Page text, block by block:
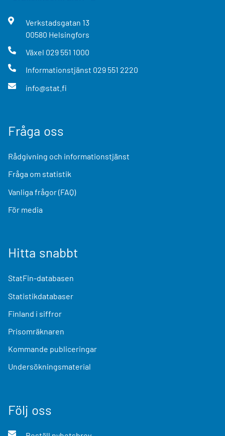
Verkstadsgatan 13
00580 Helsingfors
Växel 029 551 1000
Informationstjänst 029 551 2220
info@stat.fi
Fråga oss
Rådgivning och informationstjänst
Fråga om statistik
Vanliga frågor (FAQ)
För media
Hitta snabbt
StatFin-databasen
Statistikdatabaser
Finland i siffror
Prisomräknaren
Kommande publiceringar
Undersökningsmaterial
Följ oss